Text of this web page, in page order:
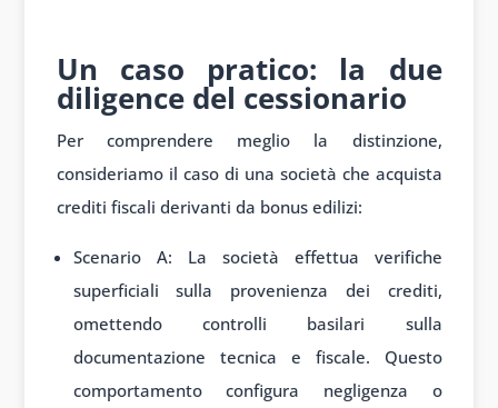
Un caso pratico: la due
diligence del cessionario
Per comprendere meglio la distinzione,
consideriamo il caso di una società che acquista
crediti fiscali derivanti da bonus edilizi:
Scenario A: La società effettua verifiche
superficiali sulla provenienza dei crediti,
omettendo controlli basilari sulla
documentazione tecnica e fiscale. Questo
comportamento configura negligenza o